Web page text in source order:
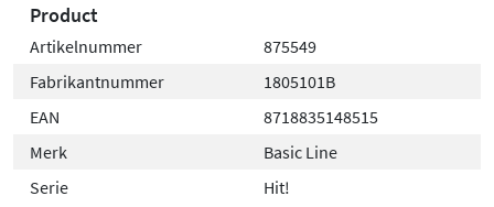
Product
Artikelnummer
875549
Fabrikantnummer
1805101B
EAN
8718835148515
Merk
Basic Line
Serie
Hit!